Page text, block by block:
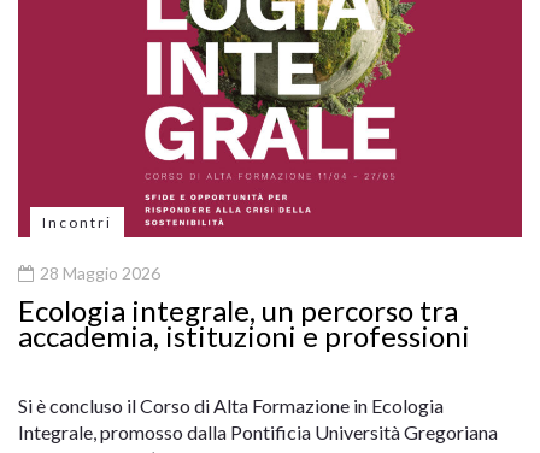
Incontri
28 Maggio 2026
Ecologia integrale, un percorso tra
accademia, istituzioni e professioni
Si è concluso il Corso di Alta Formazione in Ecologia
Integrale, promosso dalla Pontificia Università Gregoriana